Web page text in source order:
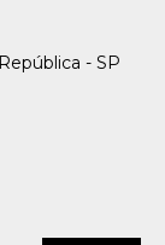
- SP